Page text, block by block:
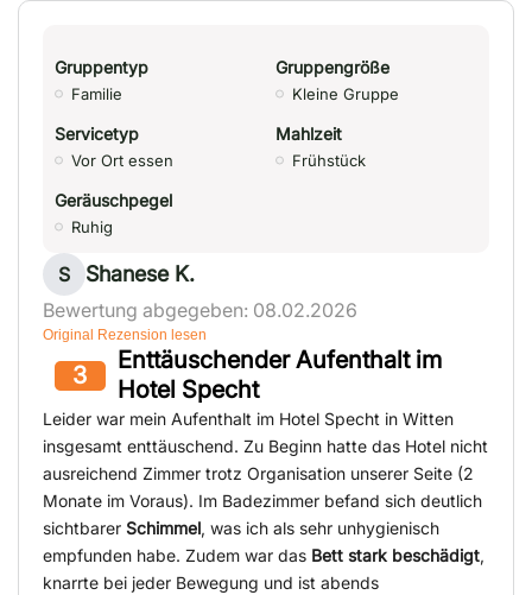
Gruppentyp
Familie
Gruppengröße
Kleine Gruppe
Servicetyp
Vor Ort essen
Mahlzeit
Frühstück
Geräuschpegel
Ruhig
S Shanese K.
Bewertung abgegeben: 08.02.2026
Original Rezension lesen
3
Enttäuschender Aufenthalt im
Hotel Specht
Leider war mein Aufenthalt im Hotel Specht in Witten
insgesamt enttäuschend. Zu Beginn hatte das Hotel nicht
ausreichend Zimmer trotz Organisation unserer Seite (2
Monate im Voraus). Im Badezimmer befand sich deutlich
sichtbarer Schimmel, was ich als sehr unhygienisch
empfunden habe. Zudem war das Bett stark beschädigt,
knarrte bei jeder Bewegung und ist abends